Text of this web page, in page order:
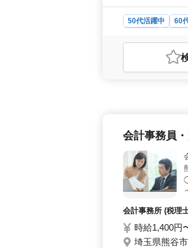
50代活躍中 60
おすすめポイ
＜好条件＞ 埼玉
ワークライフ
ています。経験
会計事務員
会計事務所 (税理
時給1,400円
埼玉県熊谷